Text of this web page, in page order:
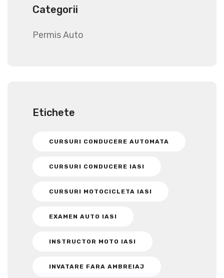
Categorii
Permis Auto
Etichete
CURSURI CONDUCERE AUTOMATA
CURSURI CONDUCERE IASI
CURSURI MOTOCICLETA IASI
EXAMEN AUTO IASI
INSTRUCTOR MOTO IASI
INVATARE FARA AMBREIAJ